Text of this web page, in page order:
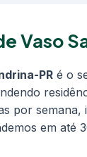
Vaso
PR é o
por semana,
em até